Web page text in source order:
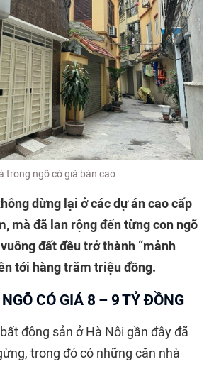
trong ngõ có giá bán cao
dừng lại ở các dự án cao cấp
mà đã lan rộng đến từng con ngõ
đất đều trở thành “mảnh
tới hàng trăm triệu đồng.
NGÕCÓ GIÁ 8 – 9 TỶ ĐỒNG
động sản ở Hà Nội gần đây đã
trong đó có những căn nhà